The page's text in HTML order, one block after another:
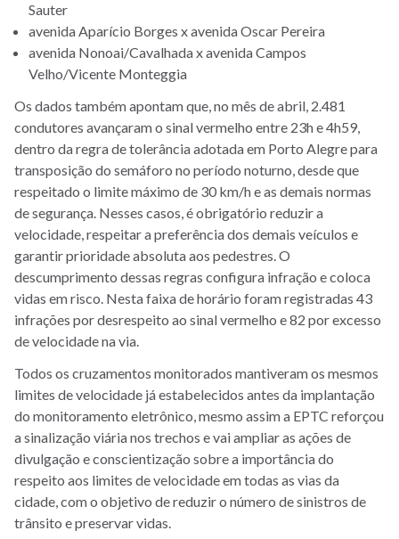
Sauter
avenida Aparício Borges x avenida Oscar Pereira
avenida Nonoai/Cavalhada x avenida Campos
Velho/Vicente Monteggia
Os dados também apontam que, no mês de abril, 2.481
condutores avançaram o sinal vermelho entre 23h e 4h59,
dentro da regra de tolerância adotada em Porto Alegre para
transposição do semáforo no período noturno, desde que
respeitado o limite máximo de 30 km/h e as demais normas
de segurança. Nesses casos, é obrigatório reduzir a
velocidade, respeitar a preferência dos demais veículos e
garantir prioridade absoluta aos pedestres. O
descumprimento dessas regras configura infração e coloca
vidas em risco. Nesta faixa de horário foram registradas 43
infrações por desrespeito ao sinal vermelho e 82 por excesso
de velocidade na via.
Todos os cruzamentos monitorados mantiveram os mesmos
limites de velocidade já estabelecidos antes da implantação
do monitoramento eletrônico, mesmo assim a EPTC reforçou
a sinalização viária nos trechos e vai ampliar as ações de
divulgação e conscientização sobre a importância do
respeito aos limites de velocidade em todas as vias da
cidade, com o objetivo de reduzir o número de sinistros de
trânsito e preservar vidas.